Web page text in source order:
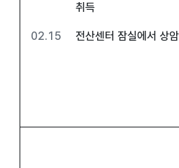
취득
02.15 전산센터 잠실에서 상